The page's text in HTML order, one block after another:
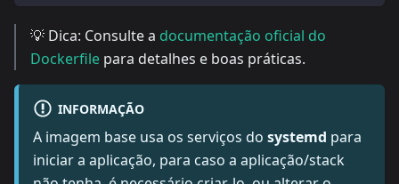
💡 Dica: Consulte a documentação oficial do
Dockerfile para detalhes e boas práticas.
INFORMAÇÃO
A imagem base usa os serviços do systemd para
iniciar a aplicação, para caso a aplicação/stack